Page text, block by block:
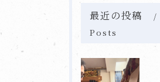
最近の投稿
Posts